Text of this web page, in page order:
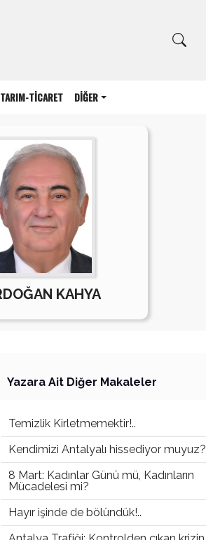
TARIM-TİCARET DİĞER
KAHYA
Yazara Ait Diğer Makaleler
Temizlik Kirletmemektir!..
Kendimizi Antalyalı hissediyor muyuz?
8 Mart: Kadınlar Günü mü, Kadınların
Mücadelesi mi?
Hayır işinde de bölündük!..